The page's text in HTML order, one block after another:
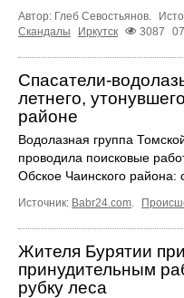
Автор: Глеб Севостьянов.
Скандалы
Иркутск 3087
Спасатели-
летнего,
районе
Водолазная группа
проводила поисковые
Обское Чаинского района:
Источник: Babr24.com
Жителя Бурятии
принудительным
рубку леса